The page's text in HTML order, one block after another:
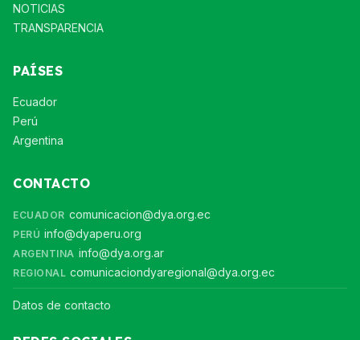
NOTICIAS
TRANSPARENCIA
PAÍSES
Ecuador
Perú
Argentina
CONTACTO
ECUADOR comunicacion@dya.org.ec
PERÚ info@dyaperu.org
ARGENTINA info@dya.org.ar
REGIONAL comunicaciondyaregional@dya.org.ec
Datos de contacto